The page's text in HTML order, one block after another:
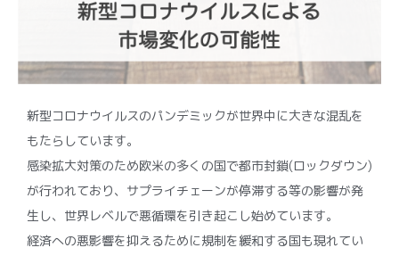
新型コロナウイルスのパンデミックが世界中に大きな混乱を
もたらしています。
感染拡大対策のため欧米の多くの国で都市封鎖(ロックダウン)
が行われており、サプライチェーンが停滞する等の影響が発
生し、世界レベルで悪循環を引き起こし始めています。
経済への悪影響を抑えるために規制を緩和する国も現れてい